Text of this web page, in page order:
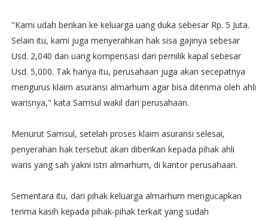
"Kami udah berikan ke keluarga uang duka sebesar Rp. 5 Juta.
Selain itu, kami juga menyerahkan hak sisa gajinya sebesar
Usd. 2,040 dan uang kompensasi dari pemilik kapal sebesar
Usd. 5,000. Tak hanya itu, perusahaan juga akan secepatnya
mengurus klaim asuransi almarhum agar bisa diterima oleh ahli
warisnya," kata Samsul wakil dari perusahaan.
Menurut Samsul, setelah proses klaim asuransi selesai,
penyerahan hak tersebut akan diberikan kepada pihak ahli
waris yang sah yakni istri almarhum, di kantor perusahaan.
Sementara itu, dari pihak keluarga almarhum mengucapkan
terima kasih kepada pihak-pihak terkait yang sudah